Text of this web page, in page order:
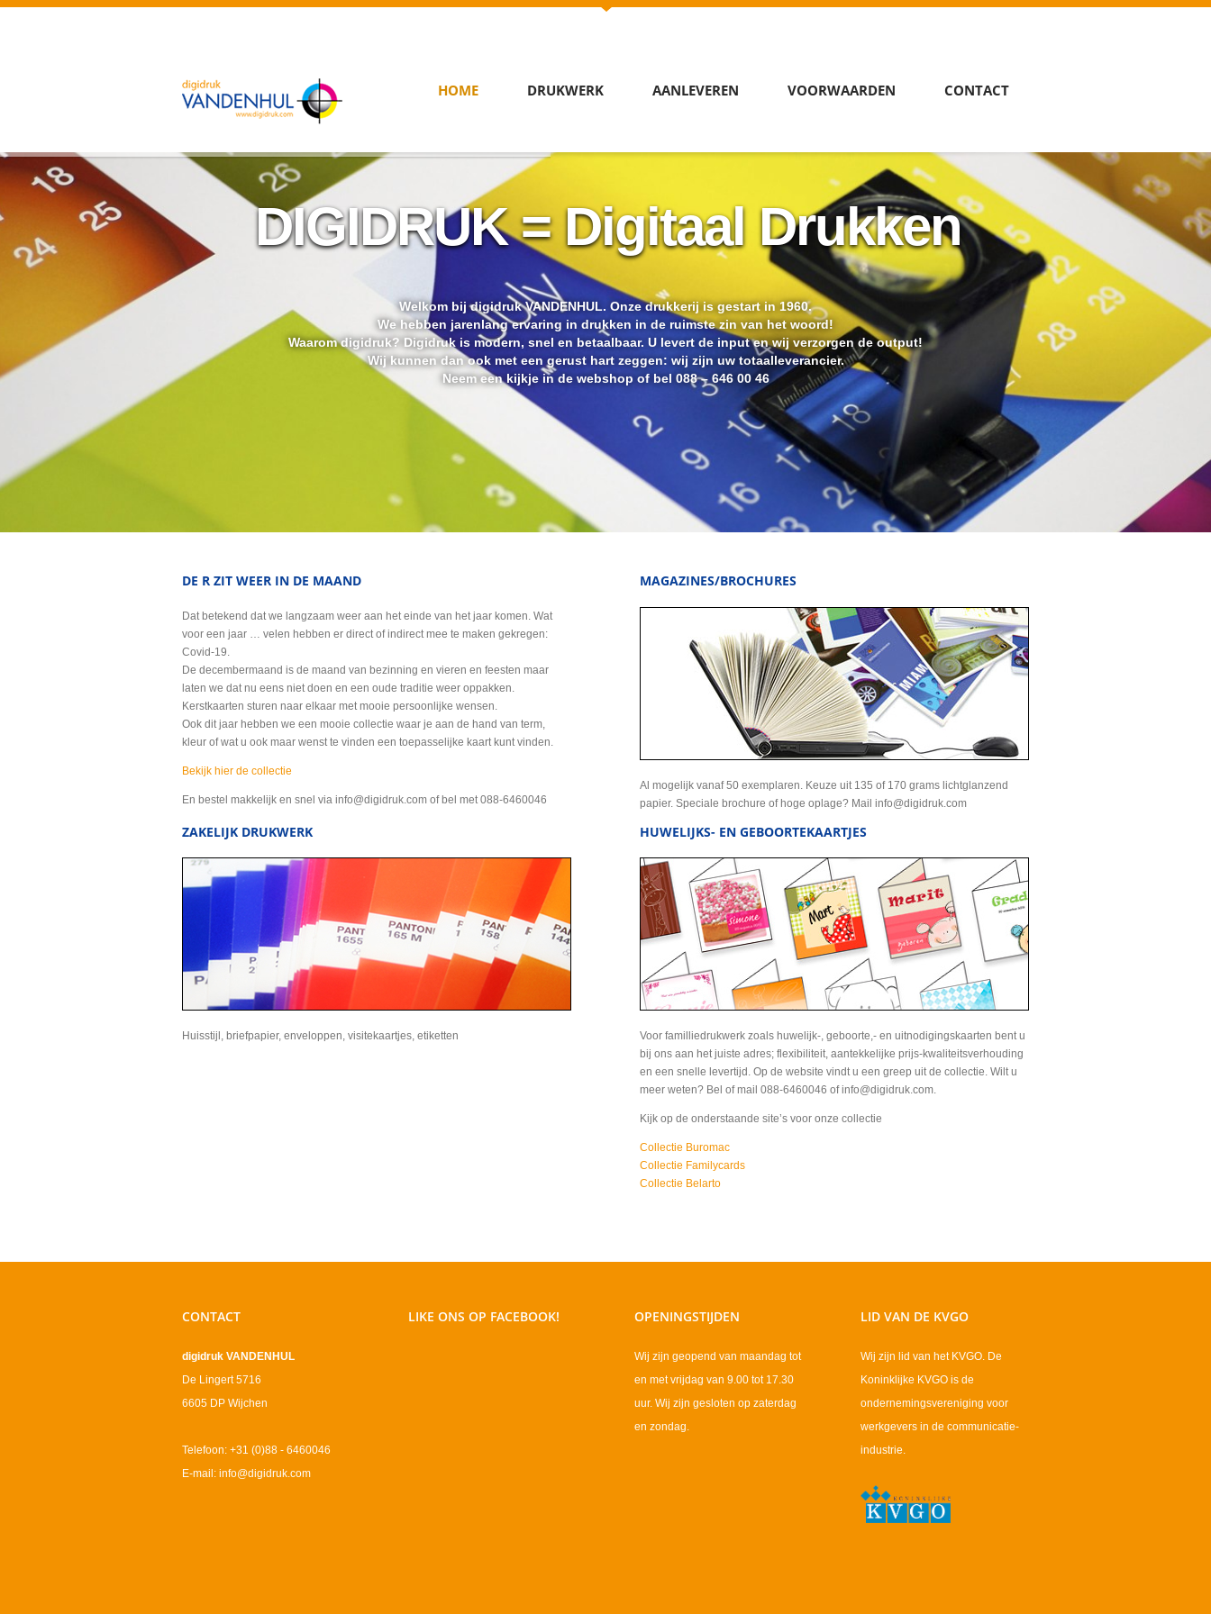
HOME DRUKWERK AANLEVEREN VOORWAARDEN CONTACT
Welkom bij digidruk VANDENHUL. Onze drukkerij is gestart in 1960.
We hebben jarenlang ervaring in drukken in de ruimste zin van het woord!
Waarom digidruk? Digidruk is modern, snel en betaalbaar. U levert de input en wij verzorgen de output!
Wij kunnen dan ook met een gerust hart zeggen: wij zijn uw totaalleverancier.
Neem een kijkje in de webshop of bel 088 – 646 00 46
DIGIDRUK = Digitaal Drukken
DE R ZIT WEER IN DE MAAND
Dat betekend dat we langzaam weer aan het einde van het jaar komen. Wat
voor een jaar … velen hebben er direct of indirect mee te maken gekregen:
Covid-19.
De decembermaand is de maand van bezinning en vieren en feesten maar
laten we dat nu eens niet doen en een oude traditie weer oppakken.
Kerstkaarten sturen naar elkaar met mooie persoonlijke wensen.
Ook dit jaar hebben we een mooie collectie waar je aan de hand van term,
kleur of wat u ook maar wenst te vinden een toepasselijke kaart kunt vinden.
Bekijk hier de collectie
En bestel makkelijk en snel via info@digidruk.com of bel met 088-6460046
MAGAZINES/BROCHURES
Al mogelijk vanaf 50 exemplaren. Keuze uit 135 of 170 grams lichtglanzend
papier. Speciale brochure of hoge oplage? Mail info@digidruk.com
ZAKELIJK DRUKWERK
Huisstijl, briefpapier, enveloppen, visitekaartjes, etiketten
HUWELIJKS- EN GEBOORTEKAARTJES
Voor familliedrukwerk zoals huwelijk-, geboorte,- en uitnodigingskaarten bent u
bij ons aan het juiste adres; flexibiliteit, aantekkelijke prijs-kwaliteitsverhouding
en een snelle levertijd. Op de website vindt u een greep uit de collectie. Wilt u
meer weten? Bel of mail 088-6460046 of info@digidruk.com.
Kijk op de onderstaande site’s voor onze collectie
Collectie Buromac
Collectie Familycards
Collectie Belarto
CONTACT
digidruk VANDENHUL
De Lingert 5716
6605 DP Wijchen
Telefoon: +31 (0)88 - 6460046
E-mail: info@digidruk.com
LIKE ONS OP FACEBOOK! OPENINGSTIJDEN
Wij zijn geopend van maandag tot
en met vrijdag van 9.00 tot 17.30
uur. Wij zijn gesloten op zaterdag
en zondag.
LID VAN DE KVGO
Wij zijn lid van het KVGO. De
Koninklijke KVGO is de
ondernemingsvereniging voor
werkgevers in de communicatie-
industrie.